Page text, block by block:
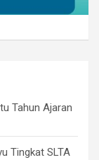
Tahun Ajaran
Tingkat SLTA